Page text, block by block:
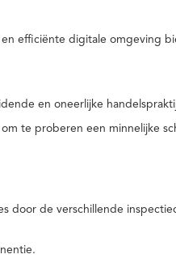
efficiënte digitale omgeving
en oneerlijke
te proberen een minnelijke
door de verschillende